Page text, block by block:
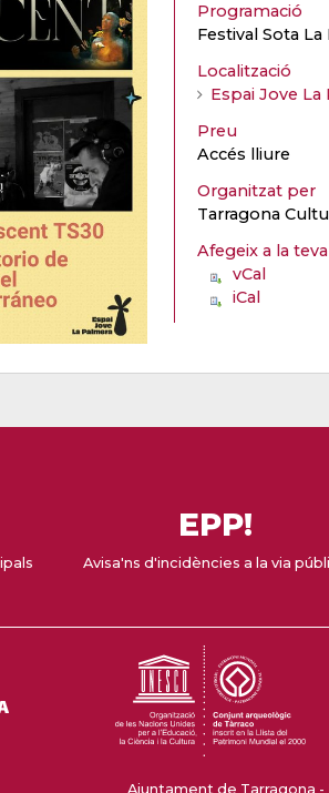
Programació
Festival Sota La
Localització
Espai Jove La
Preu
Accés lliure
Organitzat per
Tarragona
Afegeix a la
vCal
iCal
EPP!
Avisa'ns d'incidències a la via
Ajuntament de Tarragona -